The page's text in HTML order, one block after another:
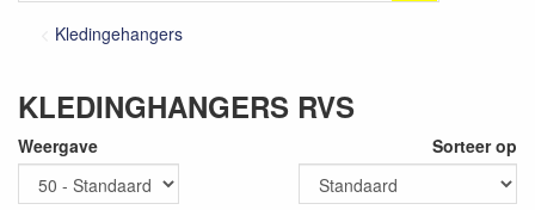
Kledingehangers
KLEDINGHANGERS RVS
Weergave Sorteer op